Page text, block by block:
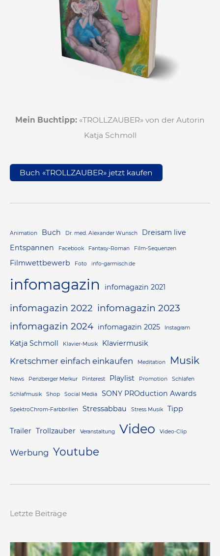
Mein Buchtipp: «TROLLZAUBER» von der Autorin
Katja Schmoll
Buch «TROLLZAUBER» jetzt kaufen
Animation Buch Dr. med. Alexander Wunsch
Dreisam live
Entspannen
Facebook Fantasy-Roman Film-Sequenzen
Filmwettbewerb Foto info-garmisch.de
infomagazin infomagazin 2021
infomagazin 2022 infomagazin 2023
infomagazin 2024 infomagazin 2025 Instagram
Katja Schmoll Klavier-Musik Klaviermusik
Kretschmer einfach einkaufen Meditation Musik
News Penzberger Merkur Pinterest Playlist Promotion Schlafen
Schlafmusik Shop Social Media SONY PROduction Awards
SpektroChrom-Farbbrillen Stressabbau Stress Musik Tipp
Trailer Trollzauber Veranstaltung Video Video-Clip
Werbung Youtube
Letzte Beiträge